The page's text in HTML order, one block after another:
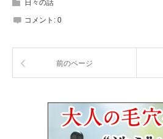
日々の話
コメント: 0
前のページ